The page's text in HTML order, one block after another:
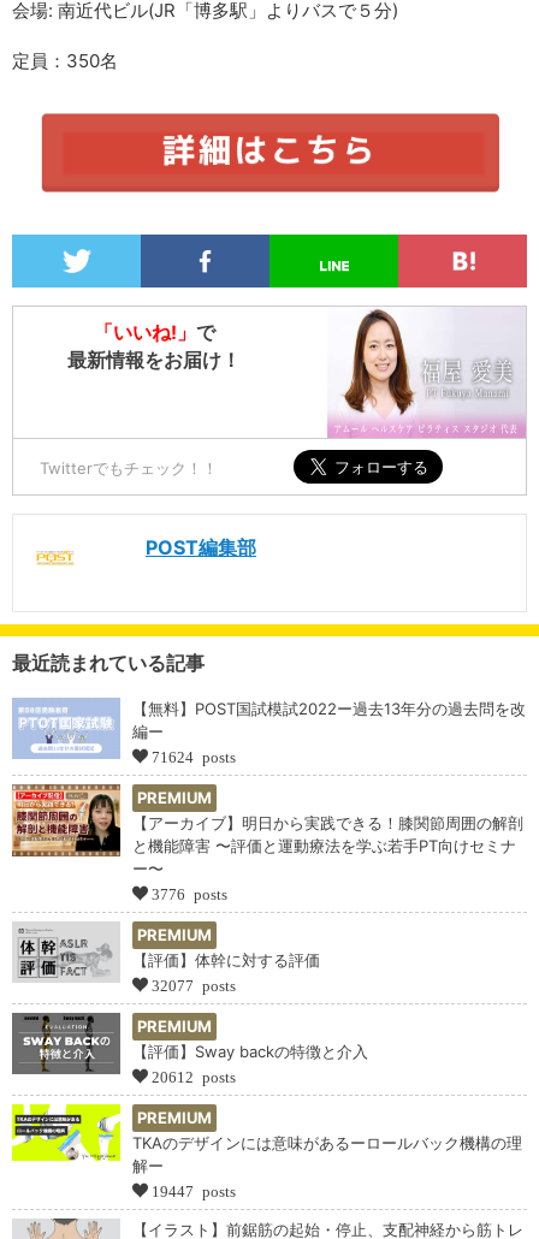
会場: 南近代ビル(JR「博多駅」よりバスで５分)
定員：350名
「いいね!」 で
最新情報をお届け！
Twitterでもチェック！！
POST編集部
最近読まれている記事
【無料】POST国試模試2022ー過去13年分の過去問を改
編ー
71624 posts
PREMIUM
【アーカイブ】明日から実践できる！膝関節周囲の解剖
と機能障害 〜評価と運動療法を学ぶ若手PT向けセミナ
ー〜
3776 posts
PREMIUM
【評価】体幹に対する評価
32077 posts
PREMIUM
【評価】Sway backの特徴と介入
20612 posts
PREMIUM
TKAのデザインには意味があるーロールバック機構の理
解ー
19447 posts
【イラスト】前鋸筋の起始・停止、支配神経から筋トレ